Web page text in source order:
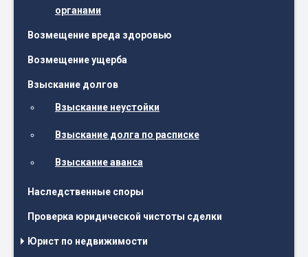
органами
Возмещение вреда здоровью
Возмещение ущерба
Взыскание долгов
Взыскание неустойки
Взыскание долга по расписке
Взыскание аванса
Наследственные споры
Проверка юридической чистоты сделки
Юрист по недвижимости